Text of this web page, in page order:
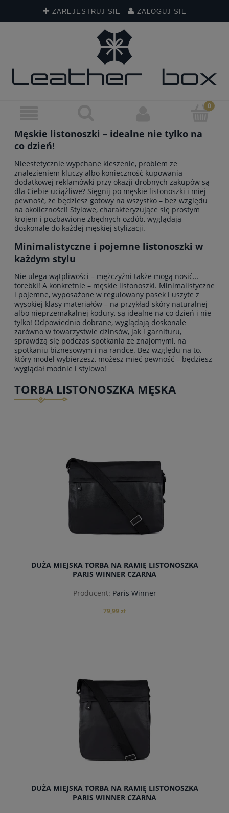
ZAREJESTRUJ SIĘ ZALOGUJ SIĘ
Męskie listonoszki – idealne nie tylko na
co dzień!
Nieestetycznie wypchane kieszenie, problem ze
znalezieniem kluczy albo konieczność kupowania
dodatkowej reklamówki przy okazji drobnych zakupów są
dla Ciebie uciążliwe? Sięgnij po męskie listonoszki i miej
pewność, że będziesz gotowy na wszystko – bez względu
na okoliczności! Stylowe, charakteryzujące się prostym
krojem i pozbawione zbędnych ozdób, wyglądają
doskonale do każdej męskiej stylizacji.
Minimalistyczne i pojemne listonoszki w
każdym stylu
Nie ulega wątpliwości – mężczyźni także mogą nosić...
torebki! A konkretnie – męskie listonoszki. Minimalistyczne
i pojemne, wyposażone w regulowany pasek i uszyte z
wysokiej klasy materiałów – na przykład skóry naturalnej
albo nieprzemakalnej kodury, są idealne na co dzień i nie
tylko! Odpowiednio dobrane, wyglądają doskonale
zarówno w towarzystwie dżinsów, jak i garnituru,
sprawdzą się podczas spotkania ze znajomymi, na
spotkaniu biznesowym i na randce. Bez względu na to,
który model wybierzesz, możesz mieć pewność – będziesz
wyglądał modnie i stylowo!
TORBA LISTONOSZKA MĘSKA
DUŻA MIEJSKA TORBA NA RAMIĘ LISTONOSZKA
PARIS WINNER CZARNA
Producent: Paris Winner
79,99 zł
DUŻA MIEJSKA TORBA NA RAMIĘ LISTONOSZKA
PARIS WINNER CZARNA